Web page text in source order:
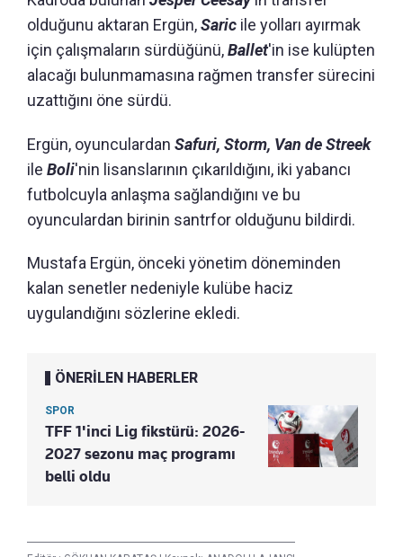
olduğunu aktaran Ergün,Saric ile yolları ayırmak
için çalışmaların sürdüğünü,Ballet'in ise kulüpten
alacağı bulunmamasına rağmen transfer sürecini
uzattığını öne sürdü.
Ergün, oyunculardan Safuri, Storm, Van de Streek
ile Boli'nin lisanslarının çıkarıldığını, iki yabancı
futbolcuyla anlaşma sağlandığını ve bu
oyunculardan birinin santrfor olduğunu bildirdi.
Mustafa Ergün, önceki yönetim döneminden
kalan senetler nedeniyle kulübe haciz
uygulandığını sözlerine ekledi.
ÖNERİLEN HABERLER
SPOR
TFF 1'inci Lig fikstürü: 2026-
2027 sezonu maç programı
belli oldu